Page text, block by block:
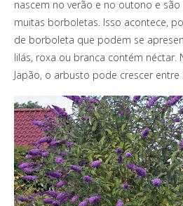
nascem no verão e no outono e
muitas borboletas. Isso acontece,
de borboleta que podem se
lilás, roxa ou branca contém néctar.
Japão, o arbusto pode crescer